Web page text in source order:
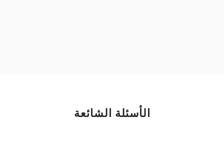
الأسئلة الشائعة